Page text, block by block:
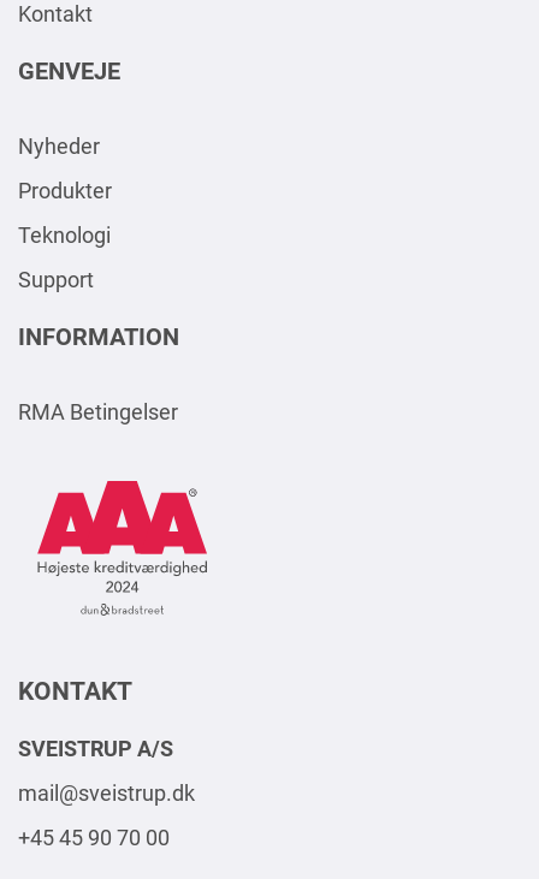
Kontakt
GENVEJE
Nyheder
Produkter
Teknologi
Support
INFORMATION
RMA Betingelser
KONTAKT
SVEISTRUP A/S
mail@sveistrup.dk
+45 45 90 70 00